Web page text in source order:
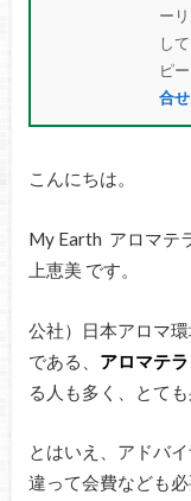
ー
し
ピ
合
こんにちは。
My Earth アロマテ
上恵美 です。
公社）日本アロマ
である、 アロマテ
る人も多く、とて
とはいえ、アドバ
違って会費なども